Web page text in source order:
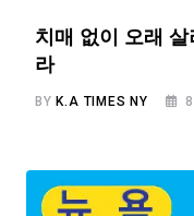
치매 없이 오래
라
BYK.A TIMES NY